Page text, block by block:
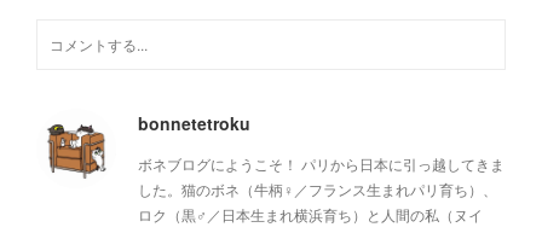
bonnetetroku
ボネブログにようこそ！ パリから日本に引っ越してきま
した。猫のボネ（牛柄♀／フランス生まれパリ育ち）、
ロク（黒♂／日本生まれ横浜育ち）と人間の私（ヌイ